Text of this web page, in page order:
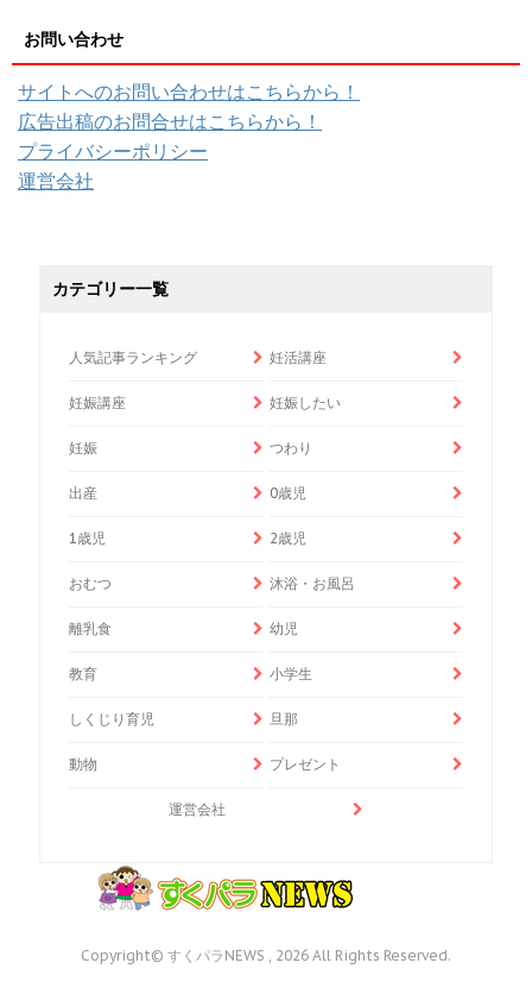
お問い合わせ
サイトへのお問い合わせはこちらから！
広告出稿のお問合せはこちらから！
プライバシーポリシー
運営会社
カテゴリー一覧
人気記事ランキング 妊活講座
妊娠講座 妊娠したい
妊娠 つわり
出産 0歳児
1歳児 2歳児
おむつ 沐浴・お風呂
離乳食 幼児
教育 小学生
しくじり育児 旦那
動物 プレゼント
運営会社
Copyright© すくパラNEWS , 2026 All Rights Reserved.